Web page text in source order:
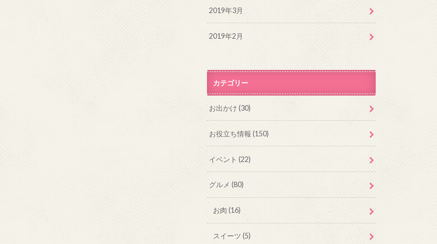
2019年3月
2019年2月
カテゴリー
お出かけ(30)
お役立ち情報(150)
イベント(22)
グルメ(80)
お肉 (16)
スイーツ (5)